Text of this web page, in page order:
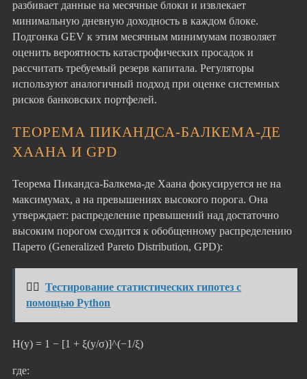
разбивает данные на месячные блоки и извлекает
минимальную дневную доходность в каждом блоке.
Подгонка GEV к этим месячным минимумам позволяет
оценить вероятность катастрофических просадок и
рассчитать требуемый резерв капитала. Регуляторы
используют аналогичный подход при оценке системных
рисков банковских портфелей.
ТЕОРЕМА ПИКАНДСА-БАЛКЕМА-ДЕ
ХААНА И GPD
Теорема Пикандса-Балкема-де Хаана фокусируется не на
максимумах, а на превышениях высокого порога. Она
утверждает: распределение превышений над достаточно
высоким порогом сходится к обобщенному распределению
Парето (Generalized Pareto Distribution, GPD):
👉🏻
Тестирование статистических гипотез с
помощью Python
H(y) = 1 − [1 + ξ(y/σ)]^(−1/ξ)
где: